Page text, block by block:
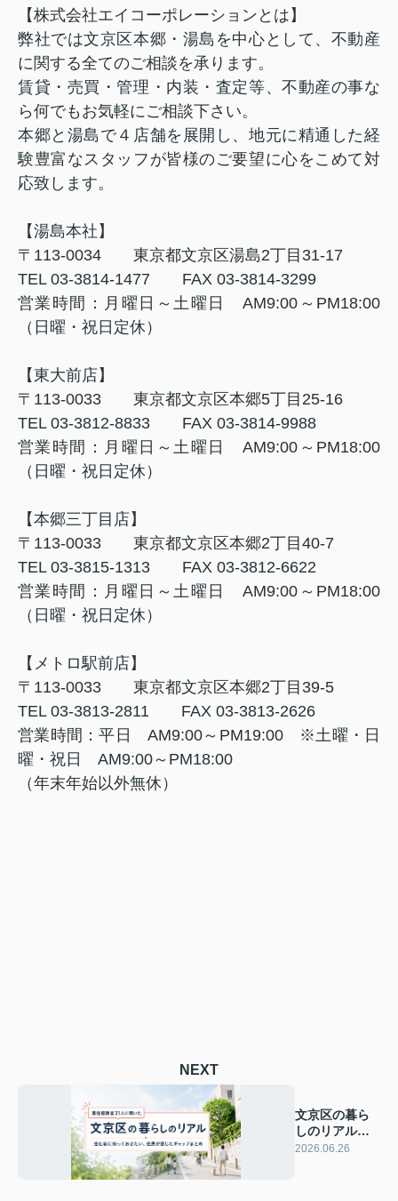
【株式会社エイコーポレーションとは】
弊社では文京区本郷・湯島を中心として、不動産
に関する全てのご相談を承ります。
賃貸・売買・管理・内装・査定等、不動産の事な
ら何でもお気軽にご相談下さい。
本郷と湯島で４店舗を展開し、地元に精通した経
験豊富なスタッフが皆様のご要望に心をこめて対
応致します。
【湯島本社】
〒 113-0034 東京都文京区湯島2丁目 31-17
TEL 03-3814-1477
FAX 03-3814-3299
営業時間：月曜日～土曜日AM9:00 ～ PM18:00
（日曜・祝日定休）
【東大前店】
〒 113-0033 東京都文京区本郷5丁目 25-16
TEL 03-3812-8833
FAX 03-3814-9988
営業時間：月曜日～土曜日AM9:00 ～ PM18:00
（日曜・祝日定休）
【本郷三丁目店】
〒 113-0033 東京都文京区本郷2丁目40-7
TEL 03-3815-1313
FAX 03-3812-6622
営業時間：月曜日～土曜日AM9:00 ～ PM18:00
（日曜・祝日定休）
【メトロ駅前店】
〒 113-0033 東京都文京区本郷2丁目 39-5
TEL 03-3813-2811
FAX 03-3813-2626
営業時間：平日 AM9:00～ PM19:00※土曜・日
曜・祝日 AM9:00～ PM18:00
（年末年始以外無休）
NEXT
文京区の暮ら
しのリアル｜
住む前に知っ
2026.06.26